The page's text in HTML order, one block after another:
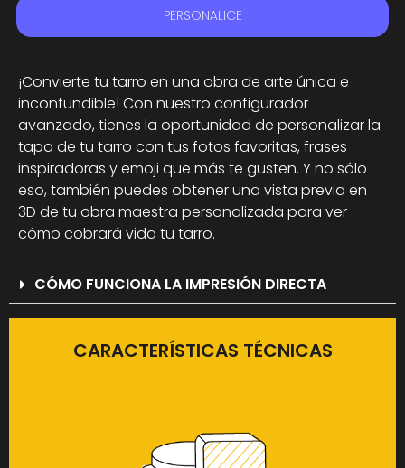
PERSONALICE
¡Convierte tu tarro en una obra de arte única e
inconfundible! Con nuestro configurador
avanzado, tienes la oportunidad de personalizar la
tapa de tu tarro con tus fotos favoritas, frases
inspiradoras y emoji que más te gusten. Y no sólo
eso, también puedes obtener una vista previa en
3D de tu obra maestra personalizada para ver
cómo cobrará vida tu tarro.
CÓMO FUNCIONA LA IMPRESIÓN DIRECTA
CARACTERÍSTICAS TÉCNICAS